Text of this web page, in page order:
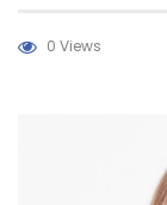
0 Views